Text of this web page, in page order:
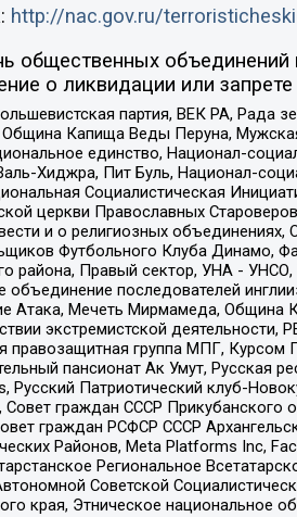
http://nac.gov.ru/
общественных объединений
о ликвидации или
партия, ВЕК РА, Рада
Община Капища Веды Перуна,
единство, Национал-
Хиджра, Пит Буль, Национал-
Социалистическая
церкви Православных
и о религиозных объединениях,
Футбольного Клуба Динамо,
района, Правый сектор, УНА - УНСО,
объединение последователей
Атака, Мечеть Мирмамеда, Община
экстремистской
группа МПГ, Курсом
пансионат Ак Умут, Русская
Русский Патриотический клуб-
Совет граждан СССР Прикубанского
граждан РСФСР СССР
Районов, Meta Platforms Inc,
Региональное
Советской
края, Этническое национальное